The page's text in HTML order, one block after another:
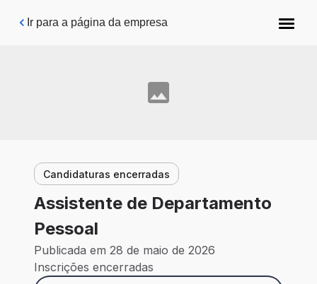
Pular para o conteúdo principal
Ir para a página da empresa
Candidaturas encerradas
Assistente de Departamento
Pessoal
Publicada em 28 de maio de 2026
Inscrições encerradas